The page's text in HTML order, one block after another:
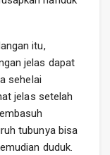
itu,
jelas dapat
sehelai
jelas setelah
tubunya bisa
duduk.